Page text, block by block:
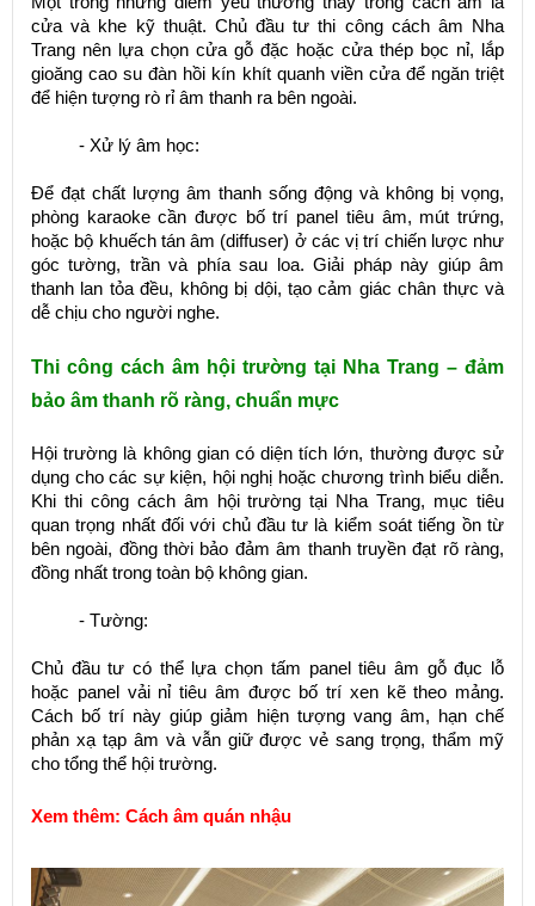
cửa và khe kỹ thuật. Chủ đầu tư thi công cách âm Nha
Trang nên lựa chọn cửa gỗ đặc hoặc cửa thép bọc nỉ, lắp
gioăng cao su đàn hồi kín khít quanh viền cửa để ngăn triệt
để hiện tượng rò rỉ âm thanh ra bên ngoài.
- Xử lý âm học:
Để đạt chất lượng âm thanh sống động và không bị vọng,
phòng karaoke cần được bố trí panel tiêu âm, mút trứng,
hoặc bộ khuếch tán âm (diffuser) ở các vị trí chiến lược như
góc tường, trần và phía sau loa. Giải pháp này giúp âm
thanh lan tỏa đều, không bị dội, tạo cảm giác chân thực và
dễ chịu cho người nghe.
Thi công cách âm hội trường tại Nha Trang – đảm
bảo âm thanh rõ ràng, chuẩn mực
Hội trường là không gian có diện tích lớn, thường được sử
dụng cho các sự kiện, hội nghị hoặc chương trình biểu diễn.
Khi thi công cách âm hội trường tại Nha Trang, mục tiêu
quan trọng nhất đối với chủ đầu tư là kiểm soát tiếng ồn từ
bên ngoài, đồng thời bảo đảm âm thanh truyền đạt rõ ràng,
đồng nhất trong toàn bộ không gian.
- Tường:
Chủ đầu tư có thể lựa chọn tấm panel tiêu âm gỗ đục lỗ
hoặc panel vải nỉ tiêu âm được bố trí xen kẽ theo mảng.
Cách bố trí này giúp giảm hiện tượng vang âm, hạn chế
phản xạ tạp âm và vẫn giữ được vẻ sang trọng, thẩm mỹ
cho tổng thể hội trường.
Xem thêm: Cách âm quán nhậu